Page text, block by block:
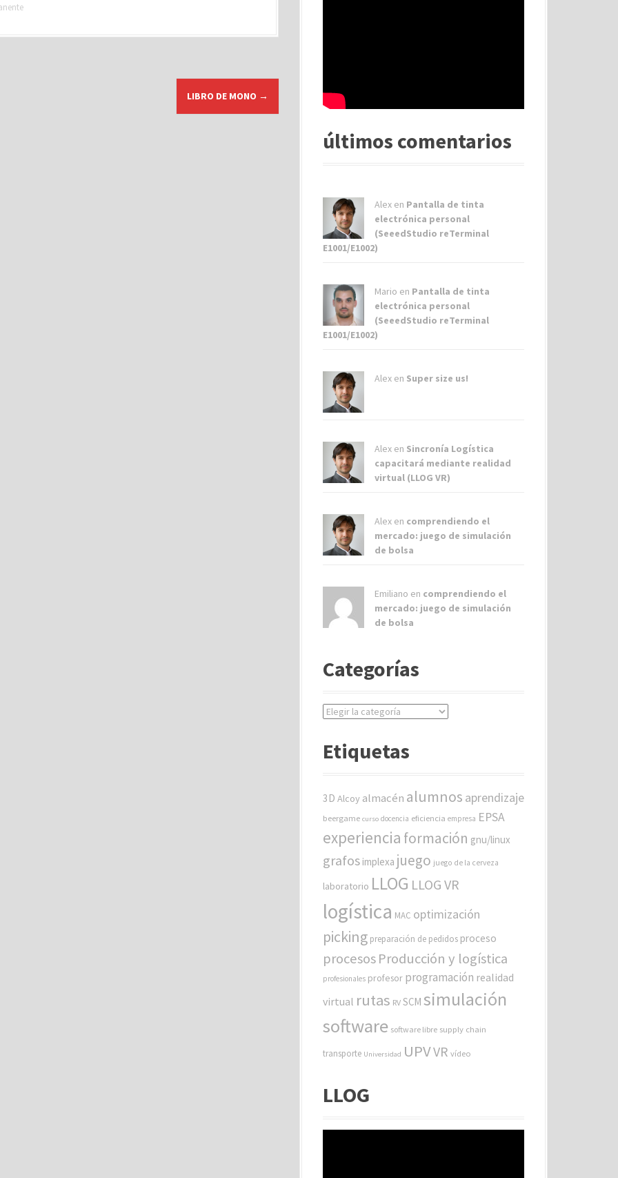
LIBRO DE MONO →
últimos comentarios
Alex en Pantalla de tinta
electrónica personal
(SeeedStudio reTerminal
E1001/E1002)
Mario en Pantalla de tinta
electrónica personal
(SeeedStudio reTerminal
E1001/E1002)
Alex en Super size us!
Alex en Sincronía Logística
capacitará mediante realidad
virtual (LLOG VR)
Alex en comprendiendo el
mercado: juego de simulación
de bolsa
Emiliano en comprendiendo el
mercado: juego de simulación
de bolsa
Categorías
C
e
r
s
Etiquetas
3D Alcoy almacén alumnos aprendizaje
beergame curso docencia eficiencia empresa EPSA
experiencia formación gnu/linux
grafos implexa juego juego de la cerveza
laboratorio LLOG LLOG VR
logística MAC optimización
picking preparación de pedidos proceso
procesosProducción y logística
profesionales profesor programación realidad
virtual rutas RV SCM simulación
software software libre supply chain
transporte Universidad UPVVR vídeo
LLOG